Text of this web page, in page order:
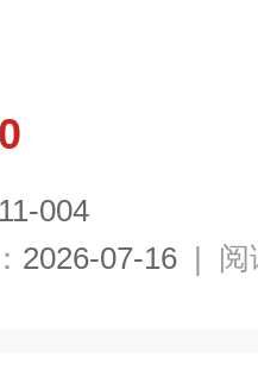
004
2026-07-16 | 阅